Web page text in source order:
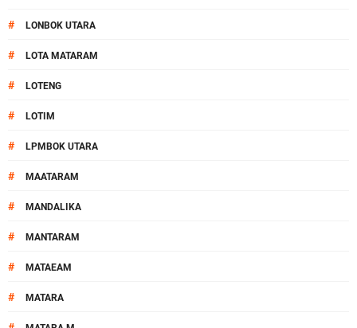
# LONBOK UTARA
# LOTA MATARAM
# LOTENG
# LOTIM
# LPMBOK UTARA
# MAATARAM
# MANDALIKA
# MANTARAM
# MATAEAM
# MATARA